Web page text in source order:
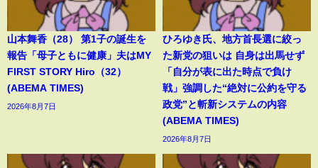
山本舞香（28） 第1子の誕生を
報告「母子ともに健康」夫はMY
FIRST STORY Hiro（32）
(ABEMA TIMES)
2026年8月7日
ひろゆき氏、地方首長選に絞っ
た新党の狙いは 自身は出馬せず
「自分が表に出た時点で負け
戦」強調した“絶対に公約を守る
政党”と斬新システムの内容
(ABEMA TIMES)
2026年8月7日